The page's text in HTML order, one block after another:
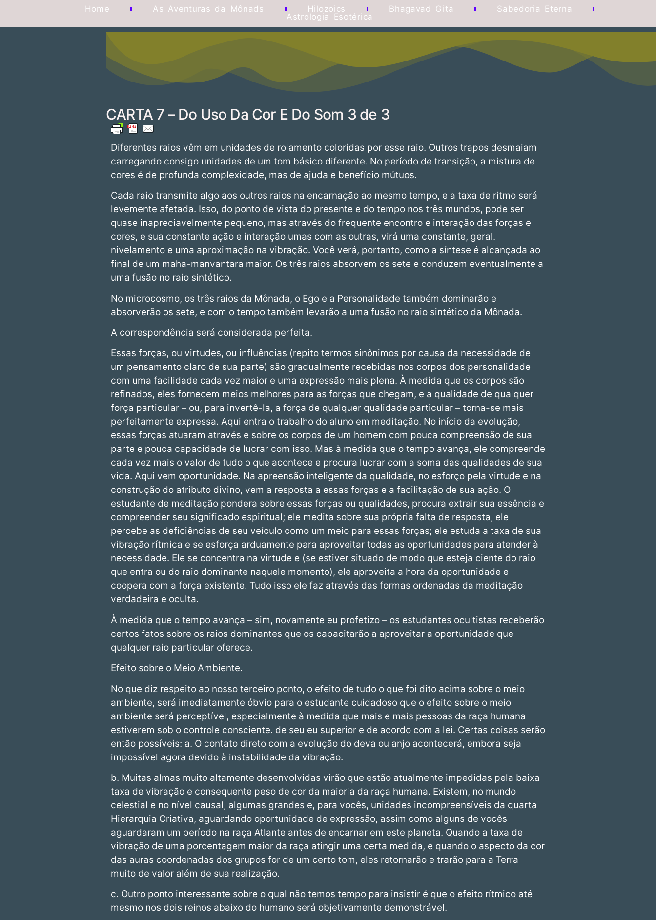
Home As Aventuras da Mônads Hilozoics Bhagavad Gita
Sabedoria Eterna
Astrologia Esotérica
CARTA 7 – Do Uso Da Cor E Do Som 3 de 3
Diferentes raios vêm em unidades de rolamento coloridas por esse raio. Outros trapos desmaiam
carregando consigo unidades de um tom básico diferente. No período de transição, a mistura de
cores é de profunda complexidade, mas de ajuda e benefício mútuos.
Cada raio transmite algo aos outros raios na encarnação ao mesmo tempo, e a taxa de ritmo será
levemente afetada. Isso, do ponto de vista do presente e do tempo nos três mundos, pode ser
quase inapreciavelmente pequeno, mas através do frequente encontro e interação das forças e
cores, e sua constante ação e interação umas com as outras, virá uma constante, geral.
nivelamento e uma aproximação na vibração. Você verá, portanto, como a síntese é alcançada ao
final de um maha-manvantara maior. Os três raios absorvem os sete e conduzem eventualmente a
uma fusão no raio sintético.
No microcosmo, os três raios da Mônada, o Ego e a Personalidade também dominarão e
absorverão os sete, e com o tempo também levarão a uma fusão no raio sintético da Mônada.
A correspondência será considerada perfeita.
Essas forças, ou virtudes, ou influências (repito termos sinônimos por causa da necessidade de
um pensamento claro de sua parte) são gradualmente recebidas nos corpos dos personalidade
com uma facilidade cada vez maior e uma expressão mais plena. À medida que os corpos são
refinados, eles fornecem meios melhores para as forças que chegam, e a qualidade de qualquer
força particular – ou, para invertê-la, a força de qualquer qualidade particular – torna-se mais
perfeitamente expressa. Aqui entra o trabalho do aluno em meditação. No início da evolução,
essas forças atuaram através e sobre os corpos de um homem com pouca compreensão de sua
parte e pouca capacidade de lucrar com isso. Mas à medida que o tempo avança, ele compreende
cada vez mais o valor de tudo o que acontece e procura lucrar com a soma das qualidades de sua
vida. Aqui vem oportunidade. Na apreensão inteligente da qualidade, no esforço pela virtude e na
construção do atributo divino, vem a resposta a essas forças e a facilitação de sua ação. O
estudante de meditação pondera sobre essas forças ou qualidades, procura extrair sua essência e
compreender seu significado espiritual; ele medita sobre sua própria falta de resposta, ele
percebe as deficiências de seu veículo como um meio para essas forças; ele estuda a taxa de sua
vibração rítmica e se esforça arduamente para aproveitar todas as oportunidades para atender à
necessidade. Ele se concentra na virtude e (se estiver situado de modo que esteja ciente do raio
que entra ou do raio dominante naquele momento), ele aproveita a hora da oportunidade e
coopera com a força existente. Tudo isso ele faz através das formas ordenadas da meditação
verdadeira e oculta.
À medida que o tempo avança – sim, novamente eu profetizo – os estudantes ocultistas receberão
certos fatos sobre os raios dominantes que os capacitarão a aproveitar a oportunidade que
qualquer raio particular oferece.
Efeito sobre o Meio Ambiente.
No que diz respeito ao nosso terceiro ponto, o efeito de tudo o que foi dito acima sobre o meio
ambiente, será imediatamente óbvio para o estudante cuidadoso que o efeito sobre o meio
ambiente será perceptível, especialmente à medida que mais e mais pessoas da raça humana
estiverem sob o controle consciente. de seu eu superior e de acordo com a lei. Certas coisas serão
então possíveis: a. O contato direto com a evolução do deva ou anjo acontecerá, embora seja
impossível agora devido à instabilidade da vibração.
b. Muitas almas muito altamente desenvolvidas virão que estão atualmente impedidas pela baixa
taxa de vibração e consequente peso de cor da maioria da raça humana. Existem, no mundo
celestial e no nível causal, algumas grandes e, para vocês, unidades incompreensíveis da quarta
Hierarquia Criativa, aguardando oportunidade de expressão, assim como alguns de vocês
aguardaram um período na raça Atlante antes de encarnar em este planeta. Quando a taxa de
vibração de uma porcentagem maior da raça atingir uma certa medida, e quando o aspecto da cor
das auras coordenadas dos grupos for de um certo tom, eles retornarão e trarão para a Terra
muito de valor além de sua realização.
c. Outro ponto interessante sobre o qual não temos tempo para insistir é que o efeito rítmico até
mesmo nos dois reinos abaixo do humano será objetivamente demonstrável.